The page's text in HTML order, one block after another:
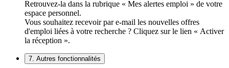
Retrouvez-la dans la rubrique « Mes alertes emploi » de votre
espace personnel.
Vous souhaitez recevoir par e-mail les nouvelles offres
d'emploi liées à votre recherche ? Cliquez sur le lien « Activer
la réception ».
7. Autres fonctionnalités